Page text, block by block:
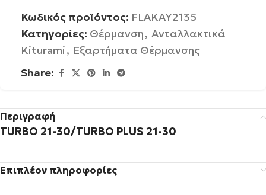
Κωδικός προϊόντος: FLAKAY2135
Κατηγορίες: Θέρμανση, Ανταλλακτικά
Kiturami, Εξαρτήματα Θέρμανσης
Share:
Περιγραφή
TURBO 21-30/TURBO PLUS 21-30
Επιπλέον πληροφορίες